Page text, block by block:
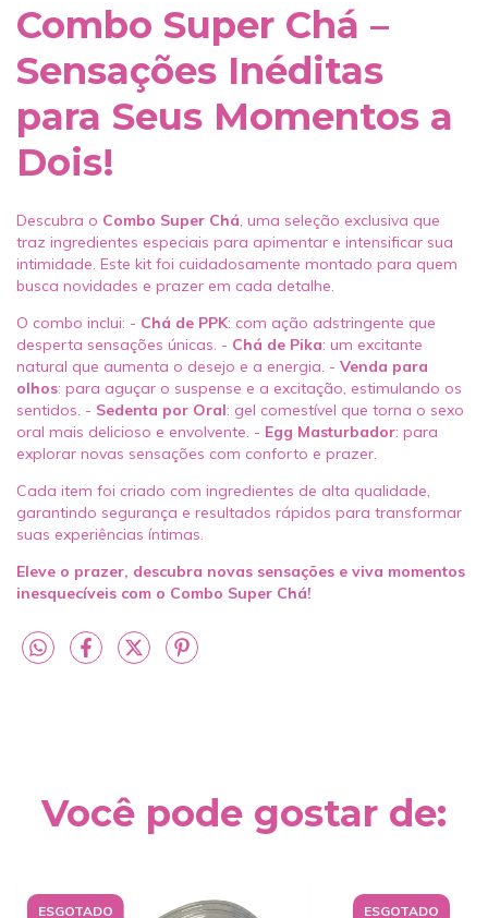
Combo Super Chá –
Sensações Inéditas
para Seus Momentos a
Dois!
Descubra o Combo Super Chá, uma seleção exclusiva que
traz ingredientes especiais para apimentar e intensificar sua
intimidade. Este kit foi cuidadosamente montado para quem
busca novidades e prazer em cada detalhe.
O combo inclui: - Chá de PPK: com ação adstringente que
desperta sensações únicas. - Chá de Pika: um excitante
natural que aumenta o desejo e a energia. - Venda para
olhos: para aguçar o suspense e a excitação, estimulando os
sentidos. - Sedenta por Oral: gel comestível que torna o sexo
oral mais delicioso e envolvente. - Egg Masturbador: para
explorar novas sensações com conforto e prazer.
Cada item foi criado com ingredientes de alta qualidade,
garantindo segurança e resultados rápidos para transformar
suas experiências íntimas.
Eleve o prazer, descubra novas sensações e viva momentos
inesquecíveis com o Combo Super Chá!
Você pode gostar de:
ESGOTADO ESGOTADO